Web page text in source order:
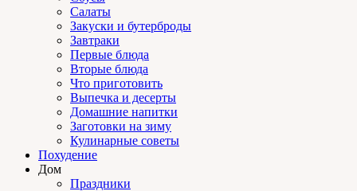
Салаты
Закуски и бутерброды
Завтраки
Первые блюда
Вторые блюда
Что приготовить
Выпечка и десерты
Домашние напитки
Заготовки на зиму
Кулинарные советы
Похудение
Дом
Праздники